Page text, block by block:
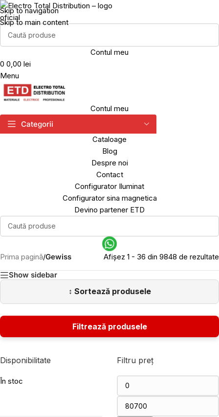
Skip to navigation
Skip to main content
Contul meu
0 0,00 lei
Menu
Contul meu
Categorii
Cataloage
Blog
Despre noi
Contact
Configurator Iluminat
Configurator sina magnetica
Devino partener ETD
Prima pagină/Gewiss
Afișez 1 - 36 din 9848 de rezultate
Show sidebar
Disponibilitate
În stoc
Filtru preț